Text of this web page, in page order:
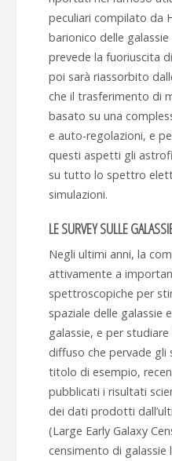
peculiari compilato da
barionico delle
prevede la fuoriuscita
poi sarà riassorbito
che il trasferimento di
basato su una
e auto-regolazioni, e
questi aspetti gli
su tutto lo spettro
simulazioni.
LE SURVEY SULLE
Negli ultimi anni, la
attivamente a
spettroscopiche per
spaziale delle galassie
galassie, e per
diffuso che pervade gli
titolo di esempio,
pubblicati i risultati
dei dati prodotti
(Large Early Galaxy
censimento di galassie